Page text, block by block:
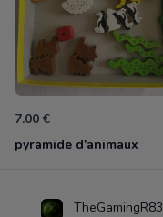
7.00 €
pyramide d'animaux
TheGamingR83